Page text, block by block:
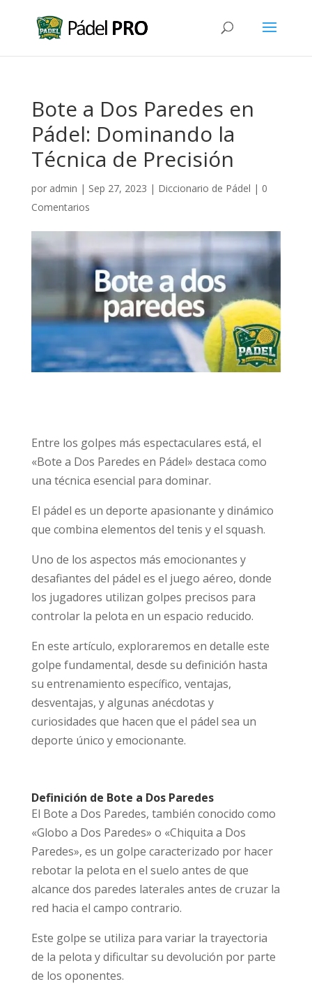
Bote a Dos Paredes en
Pádel: Dominando la
Técnica de Precisión
por admin | Sep 27, 2023 | Diccionario de Pádel | 0
Comentarios
Entre los golpes más espectaculares está, el
«Bote a Dos Paredes en Pádel» destaca como
una técnica esencial para dominar.
El pádel es un deporte apasionante y dinámico
que combina elementos del tenis y el squash.
Uno de los aspectos más emocionantes y
desafiantes del pádel es el juego aéreo, donde
los jugadores utilizan golpes precisos para
controlar la pelota en un espacio reducido.
En este artículo, exploraremos en detalle este
golpe fundamental, desde su definición hasta
su entrenamiento específico, ventajas,
desventajas, y algunas anécdotas y
curiosidades que hacen que el pádel sea un
deporte único y emocionante.
Definición de Bote a Dos Paredes
El Bote a Dos Paredes, también conocido como
«Globo a Dos Paredes» o «Chiquita a Dos
Paredes», es un golpe caracterizado por hacer
rebotar la pelota en el suelo antes de que
alcance dos paredes laterales antes de cruzar la
red hacia el campo contrario.
Este golpe se utiliza para variar la trayectoria
de la pelota y dificultar su devolución por parte
de los oponentes.